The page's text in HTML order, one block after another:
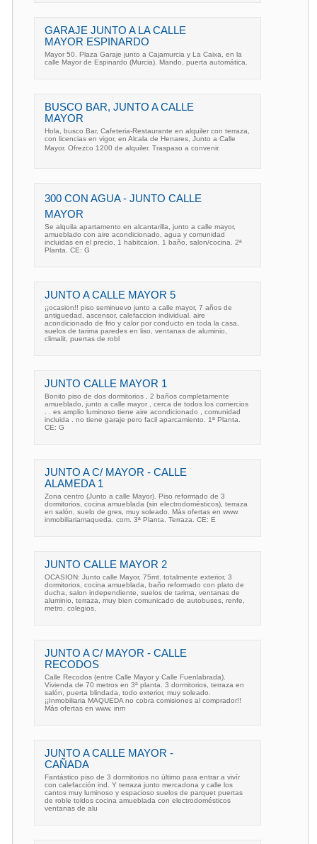
GARAJE JUNTO A LA CALLE
MAYOR ESPINARDO
Mayor 50. Plaza Garaje junto a Cajamurcia y La Caixa, en la
calle Mayor de Espinardo (Murcia). Mando, puerta automática.
BUSCO BAR, JUNTO A CALLE
MAYOR
Hola, busco Bar, Cafeteria-Restaurante en alquiler con terraza,
con licencias en vigor, en Alcala de Henares, Junto a Calle
Mayor. Ofrezco 1200 de alquiler. Traspaso a convenir.
300 CON AGUA - JUNTO CALLE
MAYOR
Se alquila apartamento en alcantarilla, junto a calle mayor,
amueblado con aire acondicionado, agua y comunidad
incluidas en el precio, 1 habitcaion, 1 baño, salon/cocina. 2ª
Planta. CE: G
JUNTO A CALLE MAYOR 5
¡¡ocasion!! piso seminuevo junto a calle mayor, 7 años de
antiguedad, ascensor, calefaccion individual. aire
acondicionado de frio y calor por conducto en toda la casa,
suelos de tarima paredes en liso, ventanas de aluminio,
climalit, puertas de robl
JUNTO CALLE MAYOR 1
Bonito piso de dos dormitorios , 2 baños completamente
amueblado, junto a calle mayor , cerca de todos los comercios
. . es amplio luminoso tiene aire acondicionado , comunidad
incluida . no tiene garaje pero facil aparcamiento. 1ª Planta.
CE: G
JUNTO A C/ MAYOR - CALLE
ALAMEDA 1
Zona centro (Junto a calle Mayor). Piso reformado de 3
dormitorios, cocina amueblada (sin electrodomésticos), terraza
en salón, suelo de gres, muy soleado. Más ofertas en www.
inmobiliariamaqueda. com. 3ª Planta. Terraza. CE: E
JUNTO CALLE MAYOR 2
OCASION: Junto calle Mayor, 75mt. totalmente exterior, 3
dormitorios, cocina amueblada, baño reformado con plato de
ducha, salon independiente, suelos de tarima, ventanas de
aluminio, terraza, muy bien comunicado de autobuses, renfe,
metro, colegios,
JUNTO A C/ MAYOR - CALLE
RECODOS
Calle Recodos (entre Calle Mayor y Calle Fuenlabrada).
Vivienda de 70 metros en 3ª planta. 3 dormitorios, terraza en
salón, puerta blindada, todo exterior, muy soleado.
¡¡Inmobiliaria MAQUEDA no cobra comisiones al comprador!!
Más ofertas en www. inm
JUNTO A CALLE MAYOR -
CAÑADA
Fantástico piso de 3 dormitorios no último para entrar a vivír
con calefacción ind. Y terraza junto mercadona y calle los
cantos muy luminoso y espacioso suelos de parquet puertas
de roble toldos cocina amueblada con electrodomésticos
ventanas de alu